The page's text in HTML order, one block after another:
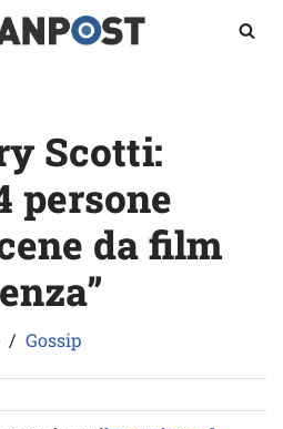
Scotti:
persone
da film
Gossip